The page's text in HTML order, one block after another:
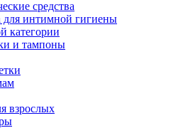
средства
для интимной гигиены
категории
и тампоны
взрослых